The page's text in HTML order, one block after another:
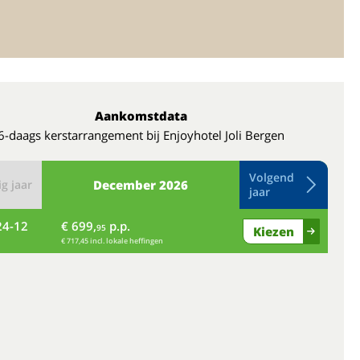
Aankomstdata
daags kerstarrangement bij Enjoyhotel Joli Bergen
December 2026
jaar
Volgend
jaar
12 € 699,95 p.p.
€ 717,45 incl. lokale heffingen
Kiezen